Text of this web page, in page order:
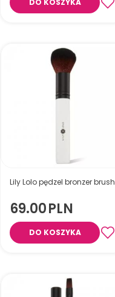
makijażu brwi
DO KOSZYKA
Pędzel do bronzera
Lily Lolo pędzel bronzer brush
69.00PLN
DO KOSZYKA